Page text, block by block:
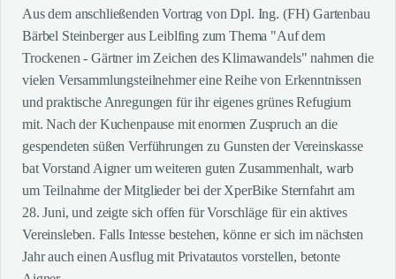
Aus dem anschließenden Vortrag von Dpl. Ing. (FH) Gartenbau
Bärbel Steinberger aus Leiblfing zum Thema "Auf dem
Trockenen - Gärtner im Zeichen des Klimawandels" nahmen die
vielen Versammlungsteilnehmer eine Reihe von Erkenntnissen
und praktische Anregungen für ihr eigenes grünes Refugium
mit. Nach der Kuchenpause mit enormen Zuspruch an die
gespendeten süßen Verführungen zu Gunsten der Vereinskasse
bat Vorstand Aigner um weiteren guten Zusammenhalt, warb
um Teilnahme der Mitglieder bei der XperBike Sternfahrt am
28. Juni, und zeigte sich offen für Vorschläge für ein aktives
Vereinsleben. Falls Intesse bestehen, könne er sich im nächsten
Jahr auch einen Ausflug mit Privatautos vorstellen, betonte